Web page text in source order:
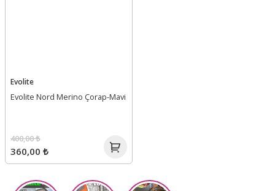
Evolite
Evolite Nord Merino Çorap-Mavi
360,00 ₺
400,00 ₺